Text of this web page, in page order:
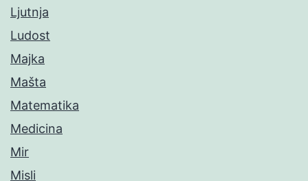
Ljutnja
Ludost
Majka
Mašta
Matematika
Medicina
Mir
Misli